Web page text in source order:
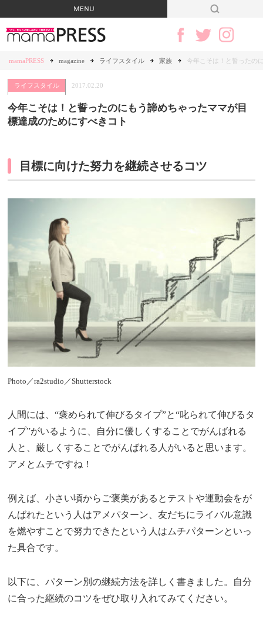
mamaPRESS magazine ライフスタイル 家族 今年こそは！と誓ったの
ライフスタイル 2017.02.20
今年こそは！と誓ったのにもう諦めちゃったママが目
標達成のためにすべきコト
目標に向けた努力を継続させるコツ
Photo／ra2studio／Shutterstock
人間には、“褒められて伸びるタイプ”と“叱られて伸びるタ
イプ”がいるように、自分に優しくすることでがんばれる
人と、厳しくすることでがんばれる人がいると思います。
アメとムチですね！
例えば、小さい頃からご褒美があるとテストや運動会をが
んばれたという人はアメパターン、友だちにライバル意識
を燃やすことで努力できたという人はムチパターンといっ
た具合です。
以下に、パターン別の継続方法を詳しく書きました。自分
に合った継続のコツをぜひ取り入れてみてください。